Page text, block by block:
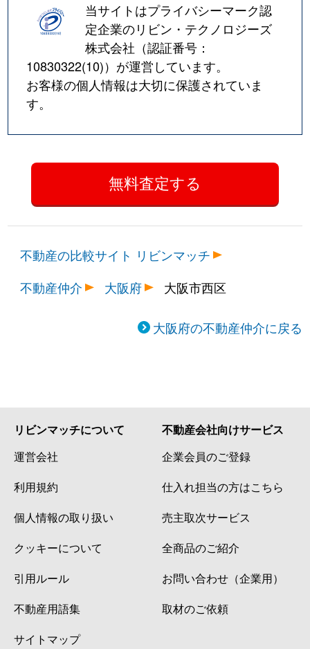
当サイトはプライバシーマーク認
定企業のリビン・テクノロジーズ
株式会社（認証番号：
10830322(10)）が運営しています。
お客様の個人情報は大切に保護されていま
す。
不動産の比較サイト リビンマッチ
不動産仲介
大阪府 大阪市西区
大阪府の不動産仲介に戻る
リビンマッチについて
運営会社
利用規約
個人情報の取り扱い
クッキーについて
引用ルール
不動産用語集
サイトマップ
不動産会社向けサービス
企業会員のご登録
仕入れ担当の方はこちら
売主取次サービス
全商品のご紹介
お問い合わせ（企業用）
取材のご依頼